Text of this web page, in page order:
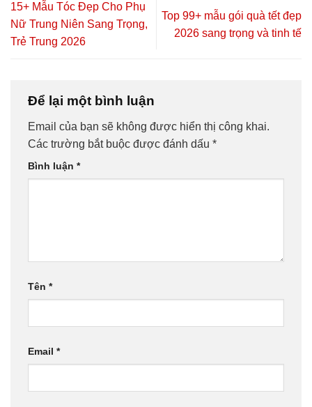
15+ Mẫu Tóc Đẹp Cho Phụ
Nữ Trung Niên Sang Trọng,
Trẻ Trung 2026
Top 99+ mẫu gói quà tết đẹp
2026 sang trọng và tinh tế
Để lại một bình luận
Email của bạn sẽ không được hiển thị công khai.
Các trường bắt buộc được đánh dấu *
Bình luận *
Tên *
Email *